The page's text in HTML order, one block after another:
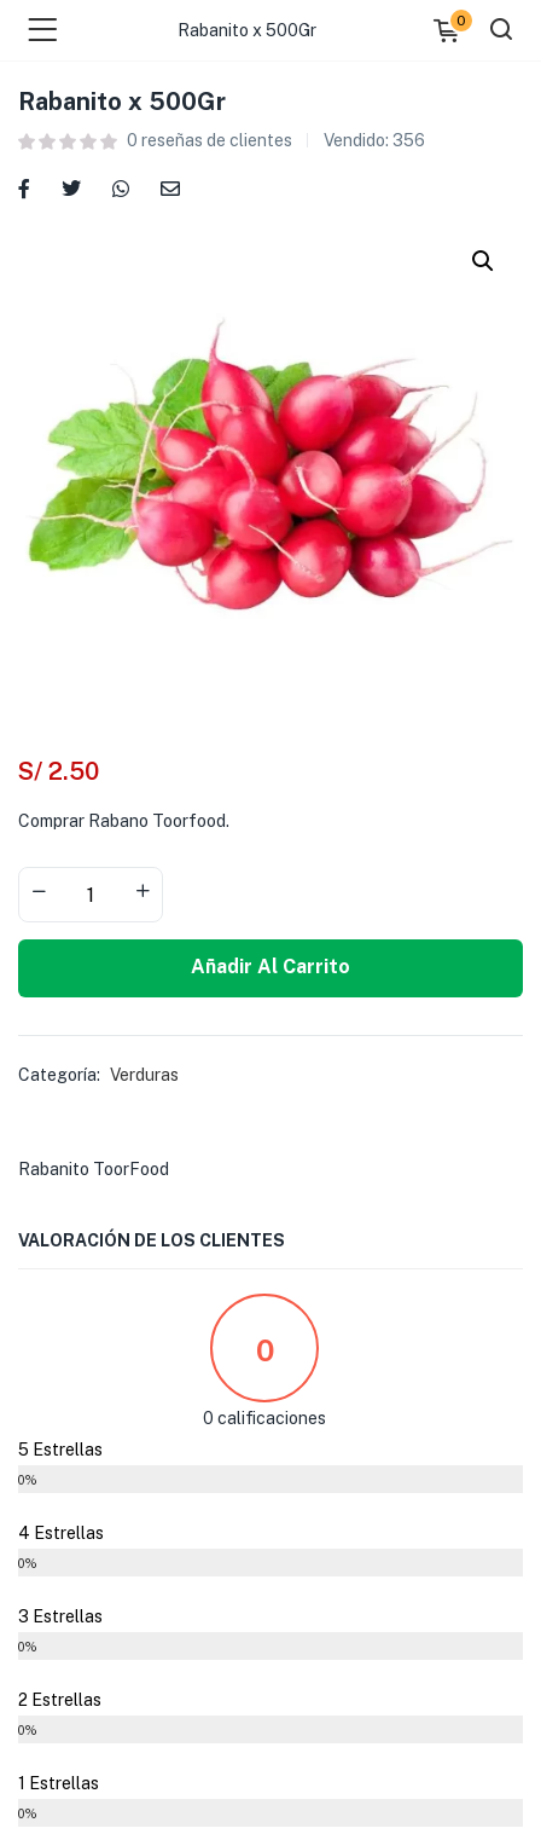
Rabanito x 500Gr
0
Rabanito x 500Gr
0 reseñas de clientes Vendido: 356
S/ 2.50
Comprar Rabano Toorfood.
Añadir Al Carrito
Categoría: Verduras
Rabanito ToorFood
VALORACIÓN DE LOS CLIENTES
0
0 calificaciones
5 Estrellas
0%
4 Estrellas
0%
3 Estrellas
0%
2 Estrellas
0%
1 Estrellas
0%